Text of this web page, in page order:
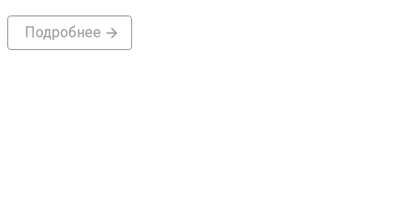
Подробнее